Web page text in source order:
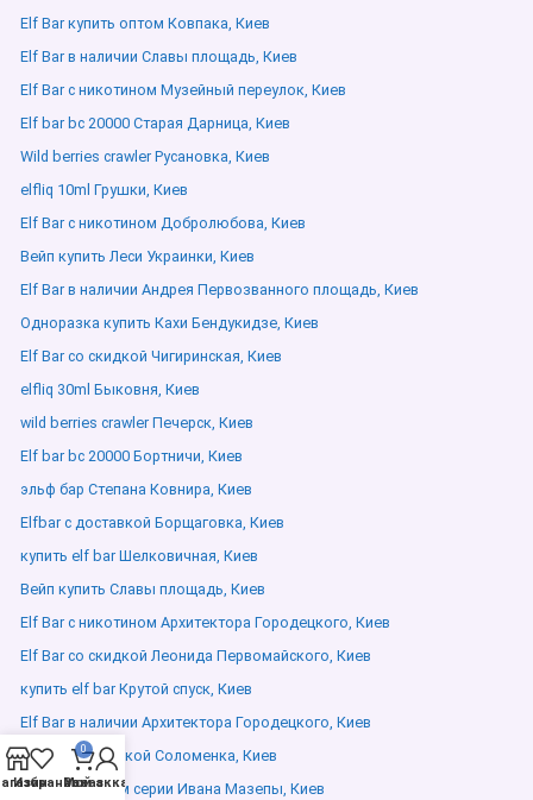
Elf Bar купить оптом Ковпака, Киев
Elf Bar в наличии Славы площадь, Киев
Elf Bar с никотином Музейный переулок, Киев
Elf bar bc 20000 Старая Дарница, Киев
Wild berries crawler Русановка, Киев
elfliq 10ml Грушки, Киев
Elf Bar с никотином Добролюбова, Киев
Вейп купить Леси Украинки, Киев
Elf Bar в наличии Андрея Первозванного площадь, Киев
Одноразка купить Кахи Бендукидзе, Киев
Elf Bar со скидкой Чигиринская, Киев
elfliq 30ml Быковня, Киев
wild berries crawler Печерск, Киев
Elf bar bc 20000 Бортничи, Киев
эльф бар Степана Ковнира, Киев
Elfbar с доставкой Борщаговка, Киев
купить elf bar Шелковичная, Киев
Вейп купить Славы площадь, Киев
Elf Bar с никотином Архитектора Городецкого, Киев
Elf Bar со скидкой Леонида Первомайского, Киев
купить elf bar Крутой спуск, Киев
Elf Bar в наличии Архитектора Городецкого, Киев
Elfbar с доставкой Соломенка, Киев
Elf Bar премиум серии Ивана Мазепы, Киев
Избранное
0
Заказ
Мой аккаунт